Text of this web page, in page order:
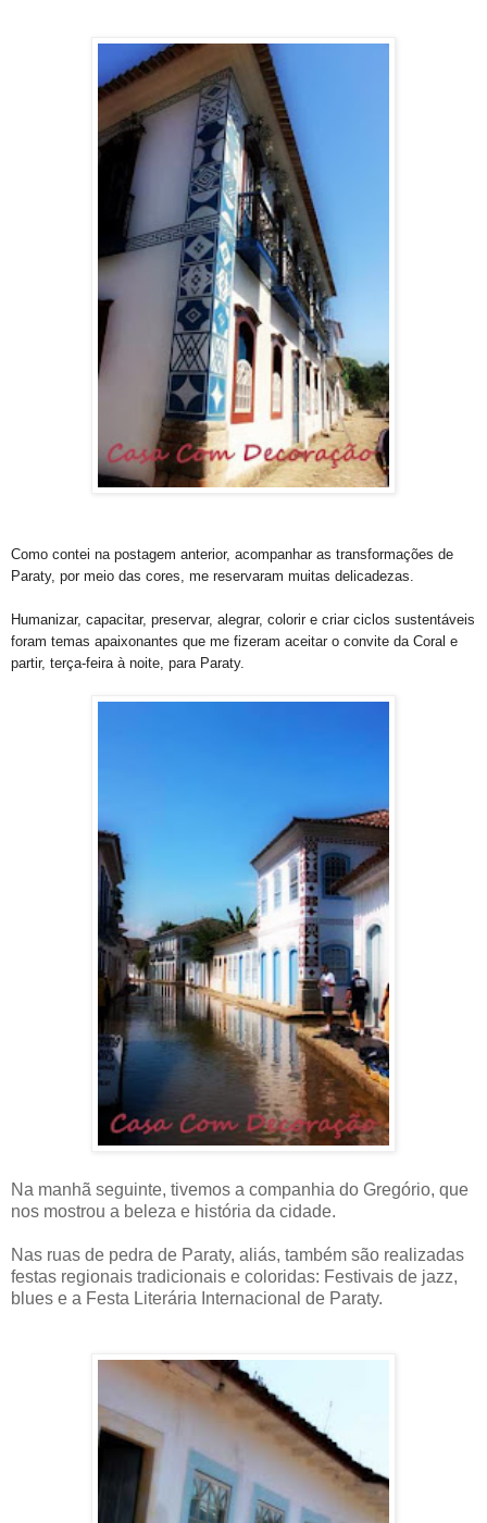
Como contei na postagem anterior, acompanhar as transformações de
Paraty, por meio das cores, me reservaram muitas delicadezas.
Humanizar, capacitar, preservar, alegrar, colorir e criar ciclos sustentáveis
foram temas apaixonantes que me fizeram aceitar o convite da Coral e
partir, terça-feira à noite, para Paraty.
Na manhã seguinte, tivemos a companhia do Gregório, que
nos mostrou a beleza e história da cidade.
Nas ruas de pedra de Paraty, aliás, também são realizadas
festas regionais tradicionais e coloridas: Festivais de jazz,
blues e a Festa Literária Internacional de Paraty.